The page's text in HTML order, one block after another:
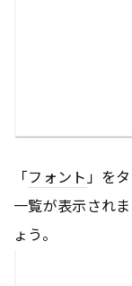
「フォント 」を
一覧が表示され
ょう。